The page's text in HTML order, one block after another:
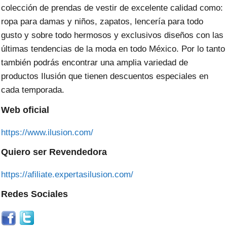
colección de prendas de vestir de excelente calidad como:
ropa para damas y niños, zapatos, lencería para todo
gusto y sobre todo hermosos y exclusivos diseños con las
últimas tendencias de la moda en todo México. Por lo tanto
también podrás encontrar una amplia variedad de
productos Ilusión que tienen descuentos especiales en
cada temporada.
Web oficial
https://www.ilusion.com/
Quiero ser Revendedora
https://afiliate.expertasilusion.com/
Redes Sociales